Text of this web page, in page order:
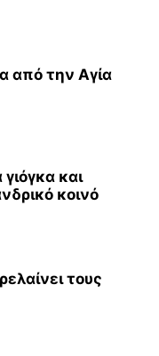
από την Αγία
και
κοινό
τους